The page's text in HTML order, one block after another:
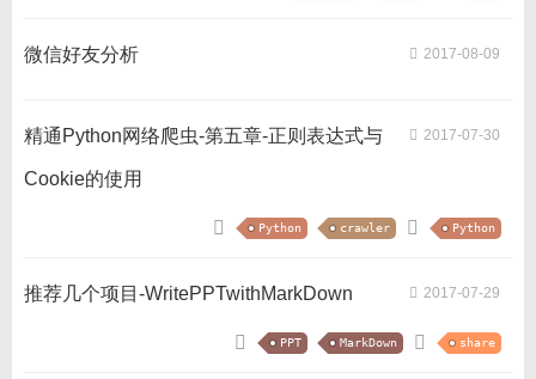
2017-08-09
微信好友分析
2017-07-30
精通Python网络爬虫-第五章-正则表达式与
Cookie的使用
Python crawler Python
2017-07-29
推荐几个项目-WritePPTwithMarkDown
PPT MarkDown share